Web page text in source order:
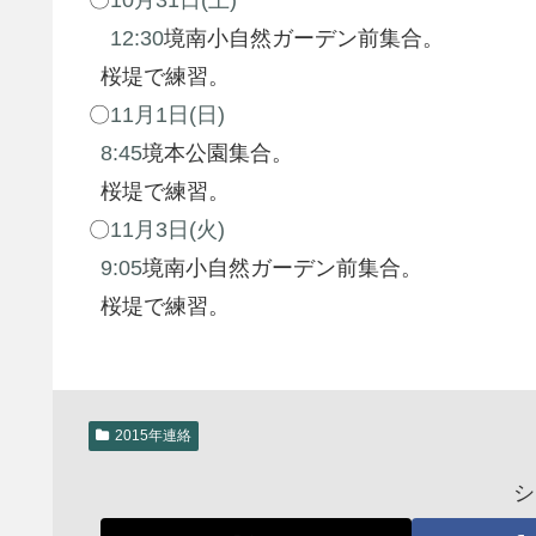
12:30境南小自然ガーデン前集合。
桜堤で練習。
〇11月1日(日)
8:45境本公園集合。
桜堤で練習。
〇11月3日(火)
9:05境南小自然ガーデン前集合。
桜堤で練習。
2015年連絡